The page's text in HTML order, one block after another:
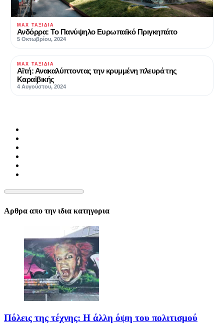
MAX ΤΑΞΊΔΙΑ
Ανδόρρα: Το Πανύψηλο Ευρωπαϊκό Πριγκηπάτο
5 Οκτωβρίου, 2024
MAX ΤΑΞΊΔΙΑ
Αϊτή: Ανακαλύπτοντας την κρυμμένη πλευρά της
Καραϊβικής
4 Αυγούστου, 2024
Αρθρα απο την ιδια κατηγορια
Πόλεις της τέχνης: Η άλλη όψη του πολιτισμού